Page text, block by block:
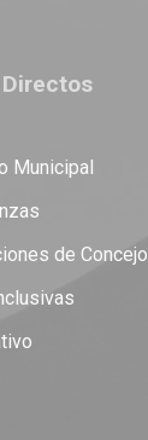
Municipal
de Concejo